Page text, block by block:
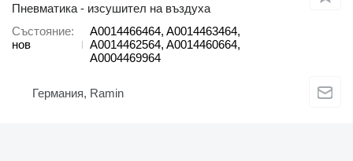
Пневматика - изсушител на въздуха
Състояние
нов
A0014466464, A0014463464,
A0014462564, A0014460664,
A0004469964
Германия, Ramin